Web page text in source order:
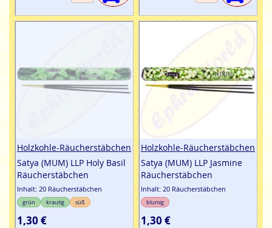
Holzkohle-Räucherstäbchen
Satya (MUM) LLP Holy Basil
Räucherstäbchen
Inhalt: 20 Räucherstäbchen
grün krautig süß
1,30 €
Holzkohle-Räucherstäbchen
Satya (MUM) LLP Jasmine
Räucherstäbchen
Inhalt: 20 Räucherstäbchen
blumig
1,30 €